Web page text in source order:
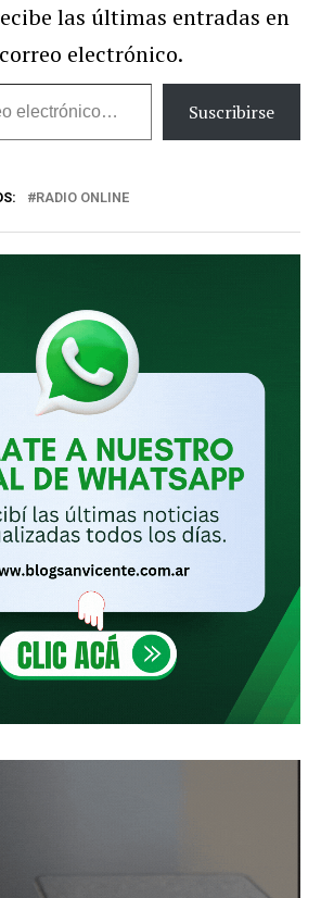
las últimas entradas en
electrónico.
Suscribirse
RADIO ONLINE